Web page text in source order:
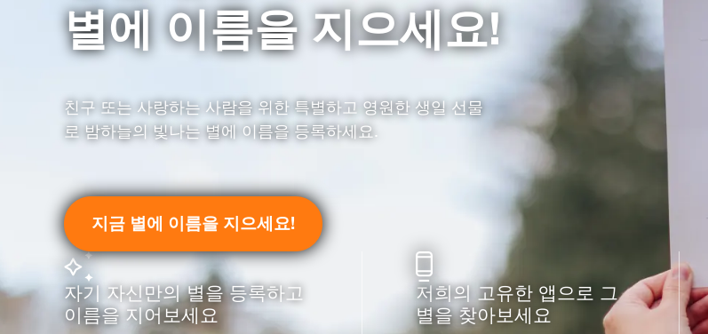
별에 이름을 지으세요!
친구 또는 사랑하는 사람을 위한 특별하고 영원한 생일 선물
로 밤하늘의 빛나는 별에 이름을 등록하세요.
지금 별에 이름을 지으세요!
자기 자신만의 별을 등록하고
이름을 지어보세요
저희의 고유한 앱으로 그
별을 찾아보세요